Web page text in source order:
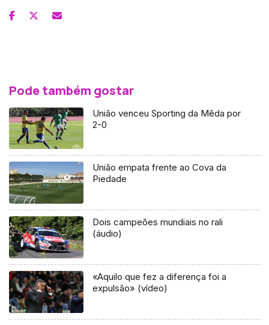
Pode também gostar
União venceu Sporting da Mêda por
2-0
União empata frente ao Cova da
Piedade
Dois campeões mundiais no rali
(áudio)
«Aquilo que fez a diferença foi a
expulsão» (vídeo)